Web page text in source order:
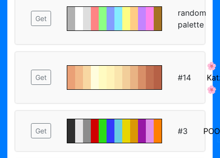
Get
random
palette
Get #14
🌸
🌸
Get #3